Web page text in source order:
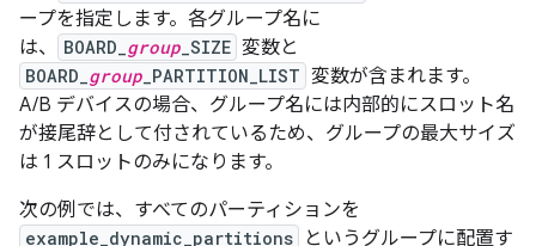
ープを指定します。各グループ名に
は、
BOARD_ group _SIZE 変数と
BOARD_ group _PARTITION_LIST 変数が含まれます。
A/B デバイスの場合、グループ名には内部的にスロット名
が接尾辞として付されているため、グループの最大サイズ
は 1 スロットのみになります。
次の例では、すべてのパーティションを
example_dynamic_partitions
というグループに配置す